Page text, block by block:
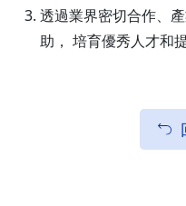
透過業界密切合作、
助， 培育優秀人才和